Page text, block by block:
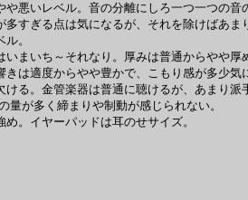
悪いレベル。音の分離にしろ一つ一つの
多すぎる点は気になるが、それを除けばあ
。
まいち～それなり。厚みは普通からやや
きは適度からやや豊かで、こもり感が多少気
る。金管楽器は普通に聴けるが、あまり派
量が多く締まりや制動が感じられない。
。イヤーパッドは耳のせサイズ。